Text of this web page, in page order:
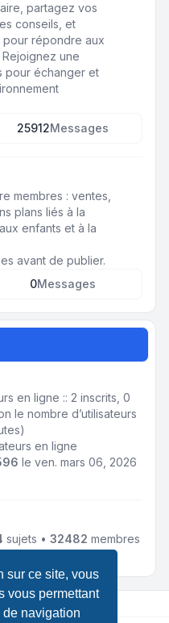
sur ce site, vous
vous permettant
de navigation
partagez vos
conseils, et
répondre aux
une
pour échanger et
25912Messages
membres : ventes,
plans liés à la
enfants et à la
avant de publier.
0Messages
en ligne :: 2 inscrits, 0
le nombre d’utilisateurs
en ligne
le ven. mars 06, 2026
sujets • 32482 membres